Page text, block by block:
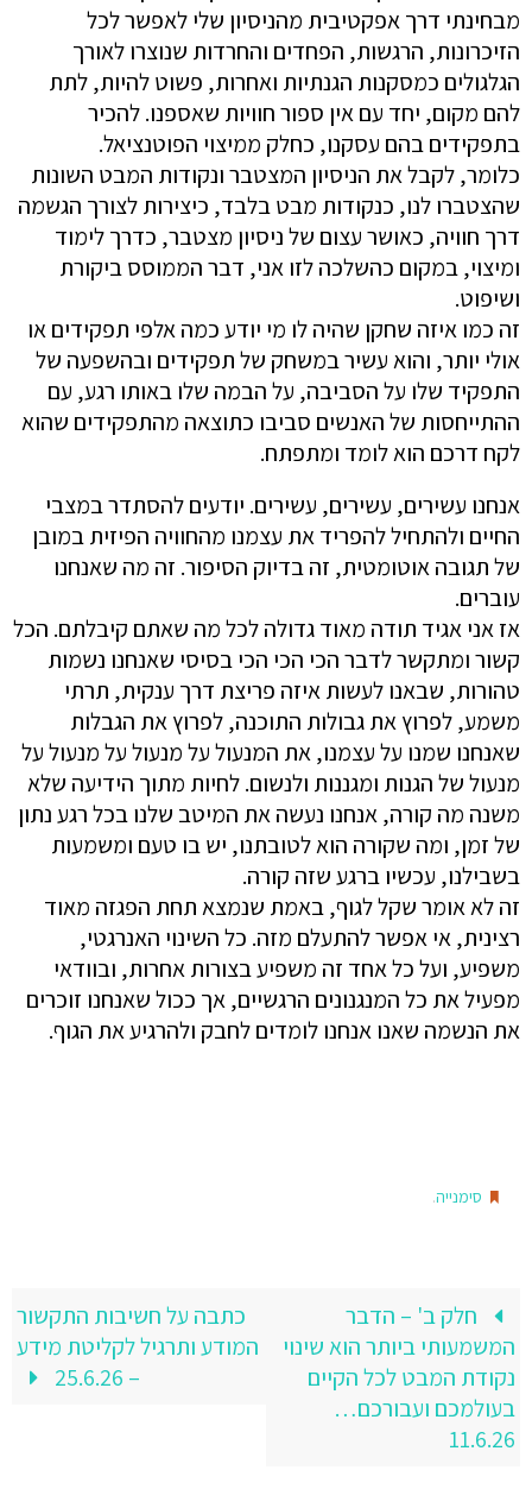
מבחינתי דרך אפקטיבית מהניסיון שלי לאפשר לכל
הזיכרונות, הרגשות, הפחדים והחרדות שנוצרו לאורך
הגלגולים כמסקנות הגנתיות ואחרות, פשוט להיות, לתת
להם מקום, יחד עם אין ספור חוויות שאספנו. להכיר
בתפקידים בהם עסקנו, כחלק ממיצוי הפוטנציאל.
כלומר, לקבל את הניסיון המצטבר ונקודות המבט השונות
שהצטברו לנו, כנקודות מבט בלבד, כיצירות לצורך הגשמה
דרך חוויה, כאושר עצום של ניסיון מצטבר, כדרך לימוד
ומיצוי, במקום כהשלכה לזו אני, דבר הממוסס ביקורת
ושיפוט.
זה כמו איזה שחקן שהיה לו מי יודע כמה אלפי תפקידים או
אולי יותר, והוא עשיר במשחק של תפקידים ובהשפעה של
התפקיד שלו על הסביבה, על הבמה שלו באותו רגע, עם
ההתייחסות של האנשים סביבו כתוצאה מהתפקידים שהוא
לקח דרכם הוא לומד ומתפתח.
אנחנו עשירים, עשירים, עשירים. יודעים להסתדר במצבי
החיים ולהתחיל להפריד את עצמנו מהחוויה הפיזית במובן
של תגובה אוטומטית, זה בדיוק הסיפור. זה מה שאנחנו
עוברים.
אז אני אגיד תודה מאוד גדולה לכל מה שאתם קיבלתם. הכל
קשור ומתקשר לדבר הכי הכי הכי בסיסי שאנחנו נשמות
טהורות, שבאנו לעשות איזה פריצת דרך ענקית, תרתי
משמע, לפרוץ את גבולות התוכנה, לפרוץ את הגבלות
שאנחנו שמנו על עצמנו, את המנעול על מנעול על מנעול על
מנעול של הגנות ומגננות ולנשום. לחיות מתוך הידיעה שלא
משנה מה קורה, אנחנו נעשה את המיטב שלנו בכל רגע נתון
של זמן, ומה שקורה הוא לטובתנו, יש בו טעם ומשמעות
בשבילנו, עכשיו ברגע שזה קורה.
זה לא אומר שקל לגוף, באמת שנמצא תחת הפגזה מאוד
רצינית, אי אפשר להתעלם מזה. כל השינוי האנרגטי,
משפיע, ועל כל אחד זה משפיע בצורות אחרות, ובוודאי
מפעיל את כל המנגנונים הרגשיים, אך ככול שאנחנו זוכרים
את הנשמה שאנו אנחנו לומדים לחבק ולהרגיע את הגוף.
סימנייה.
חלק ב' – הדבר
המשמעותי ביותר הוא שינוי
נקודת המבט לכל הקיים
בעולמכם ועבורכם…
11.6.26
כתבה על חשיבות התקשור
המודע ותרגיל לקליטת מידע
– 25.6.26